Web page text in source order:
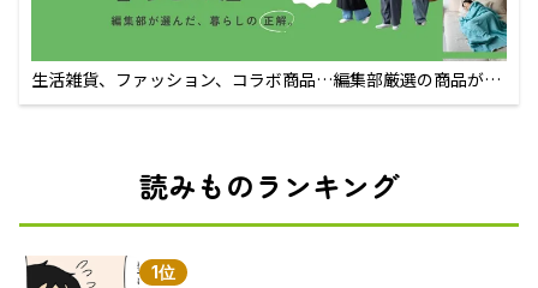
生活雑貨、ファッション、コラボ商品…編集部厳選の商品が買
えるECサイト
読みものランキング
1位